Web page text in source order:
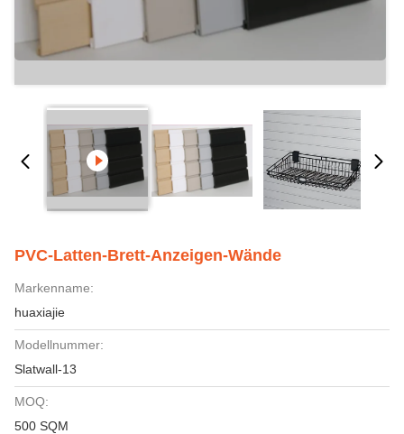
PVC-Latten-Brett-Anzeigen-Wände
Markenname:
huaxiajie
Modellnummer:
Slatwall-13
MOQ:
500 SQM